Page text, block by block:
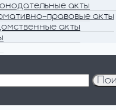
акты
правовые акты
акты